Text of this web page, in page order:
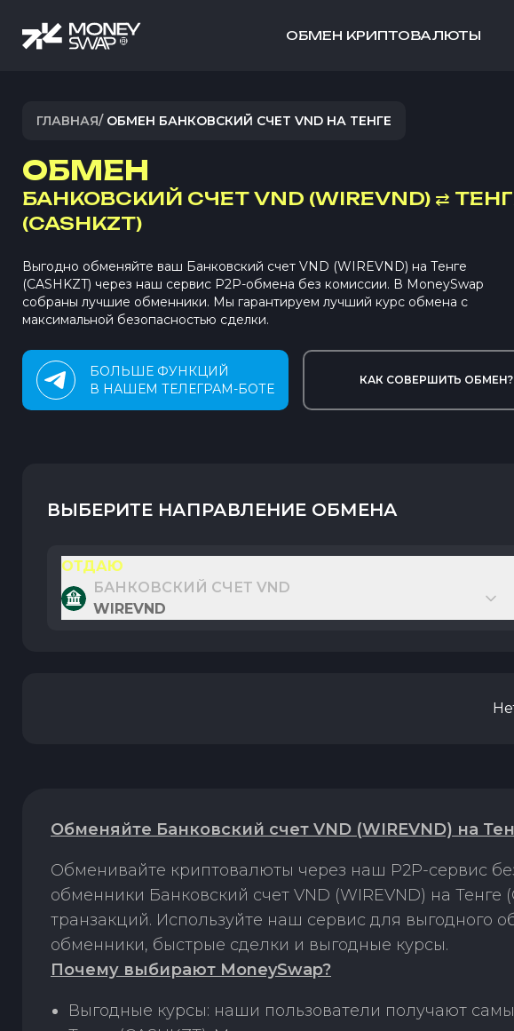
ОБМЕН КРИПТОВАЛЮТЫ
ГЛАВНАЯ/ ОБМЕН БАНКОВСКИЙ СЧЕТ VND НА ТЕНГЕ
ОБМЕН
БАНКОВСКИЙ СЧЕТ VND (WIREVND) ⇄
(CASHKZT)
Выгодно обменяйте ваш Банковский счет VND (WIREVND) на Тенге
(CASHKZT) через наш сервис P2P-обмена без комиссии. В MoneySwap
собраны лучшие обменники. Мы гарантируем лучший курс обмена с
максимальной безопасностью сделки.
БОЛЬШЕ ФУНКЦИЙ
В НАШЕМ ТЕЛЕГРАМ-БОТЕ
КАК СОВЕРШИТЬ ОБМЕН?
ВЫБЕРИТЕ НАПРАВЛЕНИЕ ОБМЕНА
ОТДАЮ
БАНКОВСКИЙ СЧЕТ VND
WIREVND
Обменяйте Банковский счет VND (WIREVND) на
Обменивайте криптовалюты через наш P2P-сервис
обменники Банковский счет VND (WIREVND) на
транзакций. Используйте наш сервис для
обменники, быстрые сделки и выгодные курсы.
Почему выбирают MoneySwap?
Выгодные курсы: наши пользователи получают